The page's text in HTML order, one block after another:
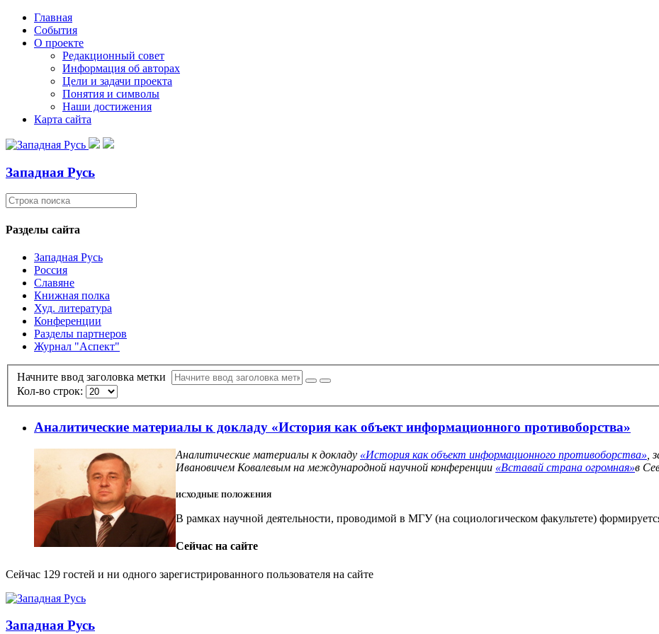
Главная
События
О проекте
Редакционный совет
Информация об авторах
Цели и задачи проекта
Понятия и символы
Наши достижения
Карта сайта
Западная Русь
Разделы сайта
Западная Русь
Россия
Славяне
Книжная полка
Худ. литература
Конференции
Разделы партнеров
Журнал "Аспект"
Начните ввод заголовка метки
Кол-во строк:
Аналитические материалы к докладу «История как объект информационного противоборства»
Аналитические материалы к докладу «История как объект информационного противоборства» ,
Ивановичем Ковалевым на международной научной конференции «Вставай страна огромная»в
ИСХОДНЫЕ ПОЛОЖЕНИЯ
В рамках научной деятельности, проводимой в МГУ (на социологическом факультете)
Сейчас на сайте
Сейчас 129 гостей и ни одного зарегистрированного пользователя на сайте
Западная Русь